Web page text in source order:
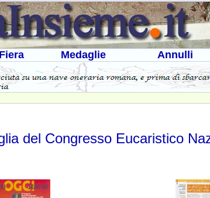
Medaglie Annulli
del Congresso Eucaristico